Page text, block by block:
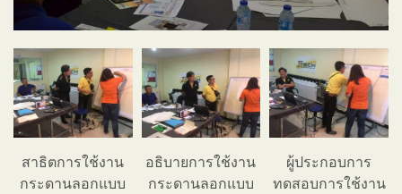
สาธิตการใช้งาน
กระดานลอกแบบ
อธิบายการใช้งาน
กระดานลอกแบบ
ผู้ประกอบการ
ทดสอบการใช้งาน